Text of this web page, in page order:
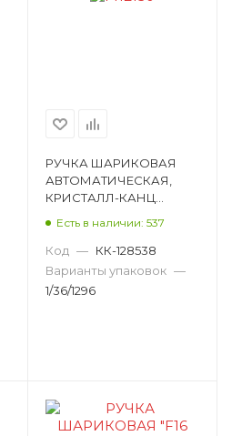
РУЧКА ШАРИКОВАЯ
АВТОМАТИЧЕСКАЯ,
КРИСТАЛЛ-КАНЦ
ЦВЕТОВ, 1,0ММ, ПИШУЩ
M12130
Есть в наличии: 537
Код — КК-128538
Варианты упаковок —
1/36/1296